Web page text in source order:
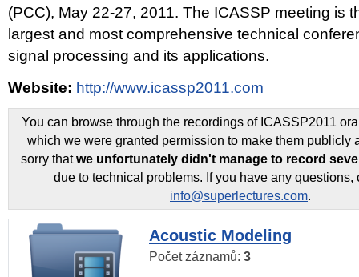
(PCC), May 22-27, 2011. The ICASSP meeting is
largest and most comprehensive technical
signal processing and its applications.
Website: http://www.icassp2011.com
You can browse through the recordings of ICASSP2011
which we were granted permission to make them publicly
sorry thatwe unfortunately didn't manage to record
due to technical problems. If you have any questions,
info@superlectures.com.
Acoustic Modeling
Počet záznamů: 3